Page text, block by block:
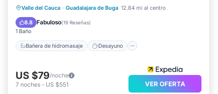
Valle del Cauca · Guadalajara de Buga 12.84 mi al centro
8.8 Fabuloso(19 Reseñas)
1 Baño
Bañera de hidromasaje Desayuno
Bañera de hidromasaje
Desayuno
Piscina
Spa
US $79/noche
7 noches - US $551 VER OFERTA